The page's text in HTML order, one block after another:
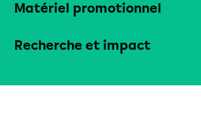
Matériel promotionnel
Recherche et impact